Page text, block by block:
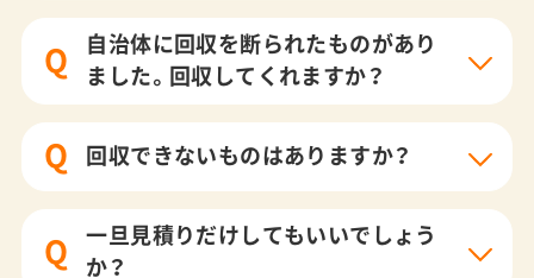
Q
自治体に回収を断られたものがあり
ました。回収してくれますか？
Q 回収できないものはありますか？
Q
一旦見積りだけしてもいいでしょう
か？